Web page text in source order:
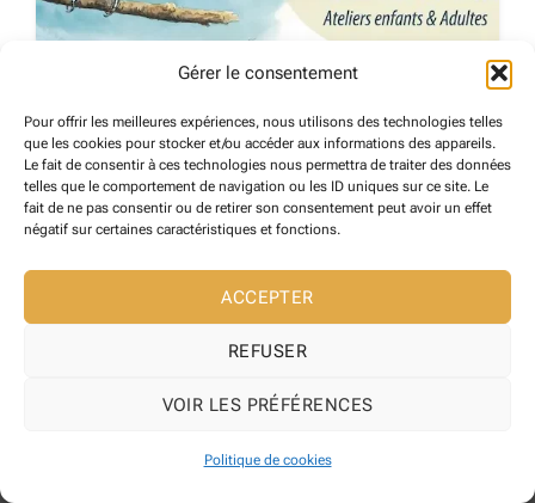
Gérer le consentement
Pour offrir les meilleures expériences, nous utilisons des technologies telles
que les cookies pour stocker et/ou accéder aux informations des appareils.
Le fait de consentir à ces technologies nous permettra de traiter des données
telles que le comportement de navigation ou les ID uniques sur ce site. Le
fait de ne pas consentir ou de retirer son consentement peut avoir un effet
négatif sur certaines caractéristiques et fonctions.
ACCEPTER
REFUSER
VOIR LES PRÉFÉRENCES
Politique de cookies
Association CEART
Reynes
26 août 2024
ASSOCIATIONS 129
Pixelicom